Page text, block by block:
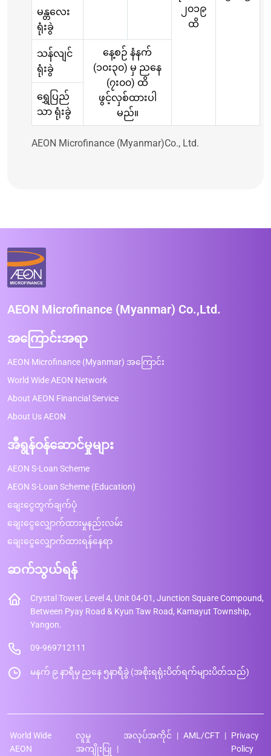
၂၀၁၉
ထိ
မန္တလေး
ရုံးခွဲ
သန်လျင်
ရုံးခွဲ
နေ့စဉ် နံနက်
(၁၀း၃၀) မှ ညနေ
(၇း၀၀) ထိ
ဖွင့်လှစ်ထားပါ
မည်။
ရွှေပြည်
သာ ရုံးခွဲ
AEON Microfinance (Myanmar)Co., Ltd.
AEON Microfinance (Myanmar) Co.,Ltd.
အကြောင်းအရာ
AEON Microfinance (Myanmar) အကြောင်း
World Wide AEON Network
About AEON Financial Service
About Us AEON
အီရွန်ဝန်ဆောင်မှုများ
AEON S-Loan Scheme
AEON S-Loan Scheme (Education)
ချေးငွေတွက်ချက်ပုံ
ချေးငွေလျှောက်ထားမှုနည်းလမ်း
ချေးငွေလျှောက်ထားရန်နေရာ
ဆက်သွယ်ရန်
Crystal Tower, Level 4, Unit 04-01, Junction Square Compound,
Between Pyay Road & Kyun Taw Road, Kamayut Township,
Yangon.
09-969712111
မနက် ၉ နာရီမှ ညနေ ၅နာရီခွဲ (အစိုးရရုံးပိတ်ရက်များပိတ်သည်)
World Wide
AEON
လူမှု
အကျိုးပြု
အလုပ်အကိုင် AML/CFT
Privacy
Policy